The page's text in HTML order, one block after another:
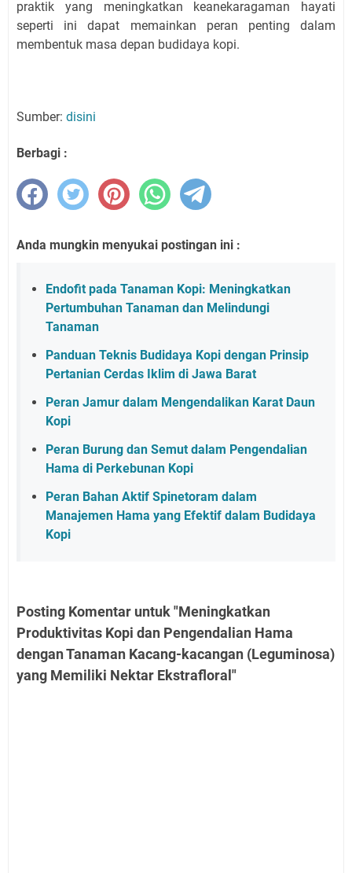
praktik yang meningkatkan keanekaragaman hayati
seperti ini dapat memainkan peran penting dalam
membentuk masa depan budidaya kopi.
Sumber: disini
Berbagi :
Anda mungkin menyukai postingan ini :
Endofit pada Tanaman Kopi: Meningkatkan
Pertumbuhan Tanaman dan Melindungi
Tanaman
Panduan Teknis Budidaya Kopi dengan Prinsip
Pertanian Cerdas Iklim di Jawa Barat
Peran Jamur dalam Mengendalikan Karat Daun
Kopi
Peran Burung dan Semut dalam Pengendalian
Hama di Perkebunan Kopi
Peran Bahan Aktif Spinetoram dalam
Manajemen Hama yang Efektif dalam Budidaya
Kopi
Posting Komentar untuk "Meningkatkan
Produktivitas Kopi dan Pengendalian Hama
dengan Tanaman Kacang-kacangan (Leguminosa)
yang Memiliki Nektar Ekstrafloral"